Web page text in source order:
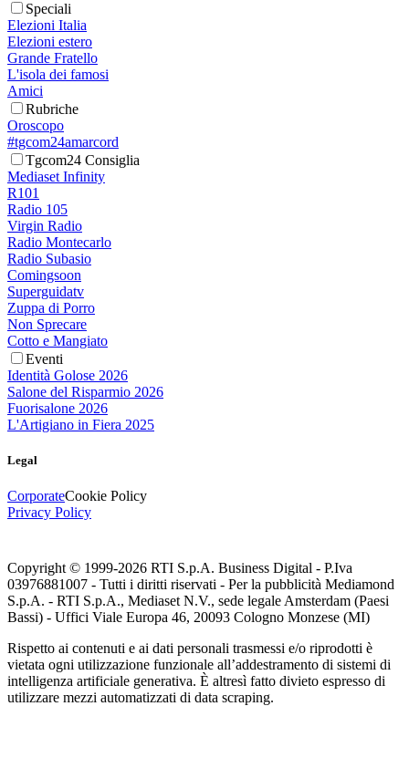
Speciali
Elezioni Italia
Elezioni estero
Grande Fratello
L'isola dei famosi
Amici
Rubriche
Oroscopo
#tgcom24amarcord
Tgcom24 Consiglia
Mediaset Infinity
R101
Radio 105
Virgin Radio
Radio Montecarlo
Radio Subasio
Comingsoon
Superguidatv
Zuppa di Porro
Non Sprecare
Cotto e Mangiato
Eventi
Identità Golose 2026
Salone del Risparmio 2026
Fuorisalone 2026
L'Artigiano in Fiera 2025
Legal
CorporateCookie Policy
Privacy Policy
Copyright © 1999-2026 RTI S.p.A. Business Digital - P.Iva
03976881007 - Tutti i diritti riservati - Per la pubblicità Mediamond
S.p.A. - RTI S.p.A., Mediaset N.V., sede legale Amsterdam (Paesi
Bassi) - Uffici Viale Europa 46, 20093 Cologno Monzese (MI)
Rispetto ai contenuti e ai dati personali trasmessi e/o riprodotti è
vietata ogni utilizzazione funzionale all’addestramento di sistemi di
intelligenza artificiale generativa. È altresì fatto divieto espresso di
utilizzare mezzi automatizzati di data scraping.